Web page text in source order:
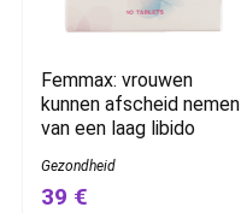
Femmax: vrouwen
kunnen afscheid nemen
van een laag libido
Gezondheid
39 €